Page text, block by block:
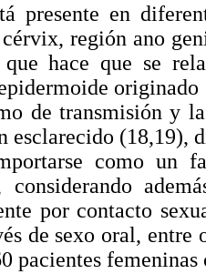
presente en
región ano
hace que se
originado
de transmisión y
esclarecido (18,19),
como un
considerando
por contacto
de sexo oral, entre
pacientes